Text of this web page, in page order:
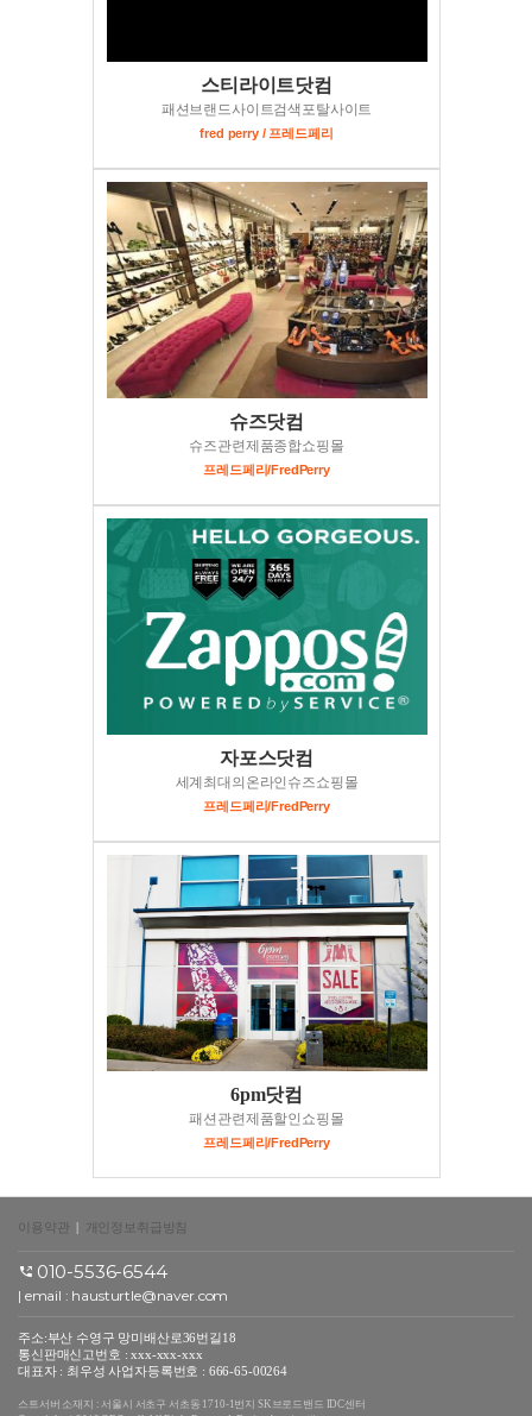
스티라이트닷컴
패션브랜드사이트검색포탈사이트
fred perry / 프레드페리
슈즈닷컴
슈즈관련제품종합쇼핑몰
프레드페리/FredPerry
자포스닷컴
세계최대의온라인슈즈쇼핑몰
프레드페리/FredPerry
6pm닷컴
패션관련제품할인쇼핑몰
프레드페리/FredPerry
이용약관 | 개인정보취급방침
010-5536-6544
| email : hausturtle@naver.com
주소:부산 수영구 망미배산로36번길18
통신판매신고번호 : xxx-xxx-xxx
대표자 : 최우성 사업자등록번호 : 666-65-00264
스트서버 소재지 : 서울시 서초구 서초동 1710-1번지 SK브로드밴드 IDC센터